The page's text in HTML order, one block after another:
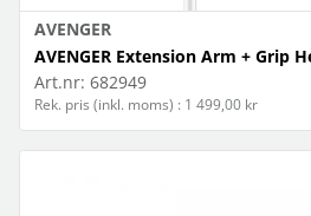
AVENGER
AVENGER Extension Arm + Grip
Art.nr: 682949
Rek. pris (inkl. moms) : 1 499,00 kr